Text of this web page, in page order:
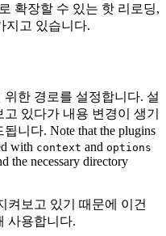
확장할 수 있는 핫 리로딩,
지고 있습니다.
한 경로를 설정합니다. 설
있다가 내용 변경이 생기
니다. Note that the plugins
with context and options
the necessary directory
켜보고 있기 때문에 이건
사용합니다.